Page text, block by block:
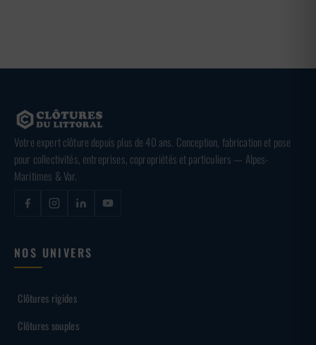
Votre expert clôture depuis plus de 40 ans. Conception, fabrication et pose
pour collectivités, entreprises, copropriétés et particuliers — Alpes-
Maritimes & Var.
NOS UNIVERS
Clôtures rigides
Clôtures souples